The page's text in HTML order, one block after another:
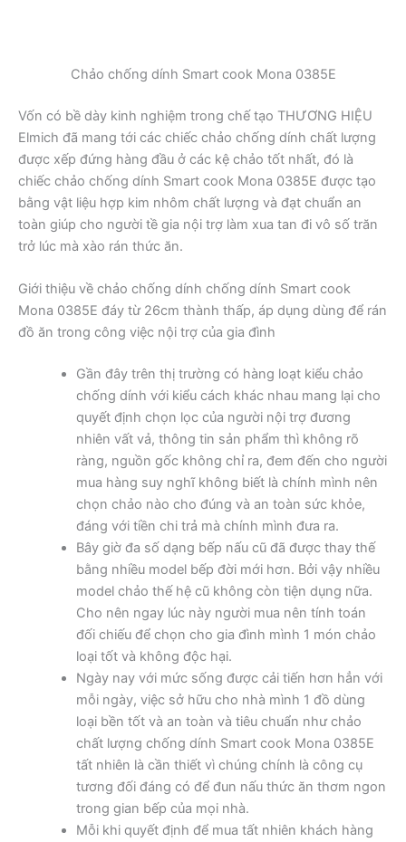
Chảo chống dính Smart cook Mona 0385E
Vốn có bề dày kinh nghiệm trong chế tạo THƯƠNG HIỆU
Elmich đã mang tới các chiếc chảo chống dính chất lượng
được xếp đứng hàng đầu ở các kệ chảo tốt nhất, đó là
chiếc chảo chống dính Smart cook Mona 0385E được tạo
bằng vật liệu hợp kim nhôm chất lượng và đạt chuẩn an
toàn giúp cho người tề gia nội trợ làm xua tan đi vô số trăn
trở lúc mà xào rán thức ăn.
Giới thiệu về chảo chống dính chống dính Smart cook
Mona 0385E đáy từ 26cm thành thấp, áp dụng dùng để rán
đồ ăn trong công việc nội trợ của gia đình
Gần đây trên thị trường có hàng loạt kiểu chảo
chống dính với kiểu cách khác nhau mang lại cho
quyết định chọn lọc của người nội trợ đương
nhiên vất vả, thông tin sản phẩm thì không rõ
ràng, nguồn gốc không chỉ ra, đem đến cho người
mua hàng suy nghĩ không biết là chính mình nên
chọn chảo nào cho đúng và an toàn sức khỏe,
đáng với tiền chi trả mà chính mình đưa ra.
Bây giờ đa số dạng bếp nấu cũ đã được thay thế
bằng nhiều model bếp đời mới hơn. Bởi vậy nhiều
model chảo thế hệ cũ không còn tiện dụng nữa.
Cho nên ngay lúc này người mua nên tính toán
đối chiếu để chọn cho gia đình mình 1 món chảo
loại tốt và không độc hại.
Ngày nay với mức sống được cải tiến hơn hẳn với
mỗi ngày, việc sở hữu cho nhà mình 1 đồ dùng
loại bền tốt và an toàn và tiêu chuẩn như chảo
chất lượng chống dính Smart cook Mona 0385E
tất nhiên là cần thiết vì chúng chính là công cụ
tương đối đáng có để đun nấu thức ăn thơm ngon
trong gian bếp của mọi nhà.
Mỗi khi quyết định để mua tất nhiên khách hàng